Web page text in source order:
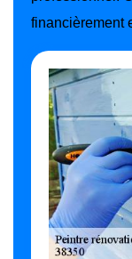
financièrement